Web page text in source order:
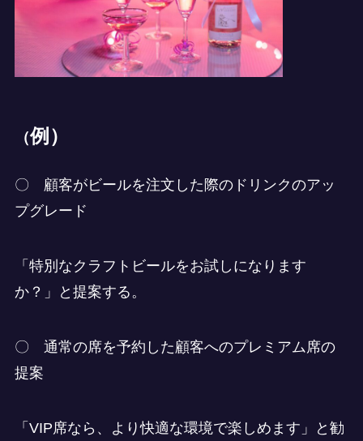
（例）
〇 顧客がビールを注文した際のドリンクのアッ
プグレード
「特別なクラフトビールをお試しになります
か？」と提案する。
〇 通常の席を予約した顧客へのプレミアム席の
提案
「VIP席なら、より快適な環境で楽しめます」と勧